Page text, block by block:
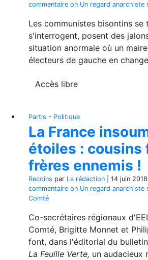
commentaire on Un regard anarchiste
Les communistes bisontins se
s'interrogent, posent des
situation anormale où un
électeurs de gauche en
Accès libre
Partis - Politique
La France
étoiles : cousins
frères ennemis !
Recoins par La rédaction 14 juin 2018
commentaire on Un regard anarchiste
Comté
Co-secrétaires régionaux
Comté, Brigitte Monnet et
font, dans l'éditorial du
La Feuille Verte, un audacieux